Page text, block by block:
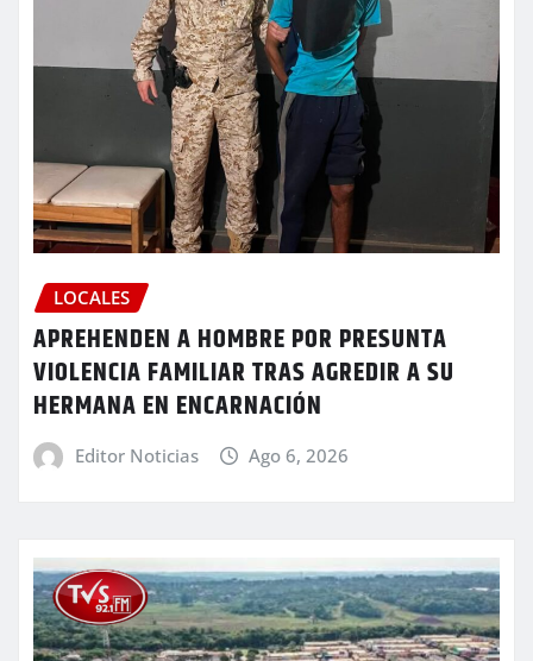
LOCALES
APREHENDEN A HOMBRE POR PRESUNTA
VIOLENCIA FAMILIAR TRAS AGREDIR A SU
HERMANA EN ENCARNACIÓN
Editor Noticias Ago 6, 2026